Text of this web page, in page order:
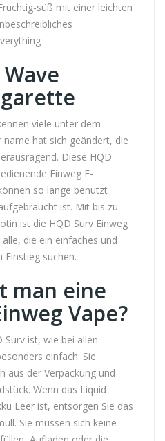
süß mit einer leichten
viele unter dem
hat sich geändert, die
Diese HQD
Einweg E-
so lange benutzt
ist. Mit bis zu
ist die HQD Surv Einweg
die ein einfaches und
Einstieg suchen.
man eine
Vape?
Surv ist, wie bei allen
einfach. Sie
aus der Verpackung und
Wenn das Liquid
Leer ist, entsorgen Sie das
Sie müssen sich keine